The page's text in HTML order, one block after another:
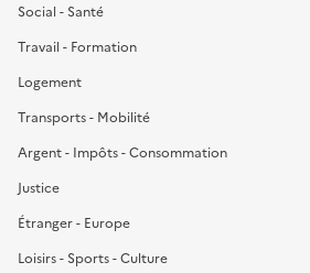
Social - Santé
Travail - Formation
Logement
Transports - Mobilité
Argent - Impôts - Consommation
Justice
Étranger - Europe
Loisirs - Sports - Culture